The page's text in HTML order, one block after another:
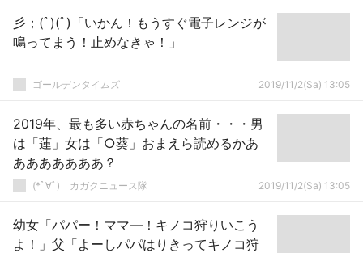
彡；(ﾟ)(ﾟ)「いかん！もうすぐ電子レンジが
鳴ってまう！止めなきゃ！」
ゴールデンタイムズ 2019/11/2(Sa) 13:05
2019年、最も多い赤ちゃんの名前・・・男
は「蓮」女は「○葵」おまえら読めるかあ
あああああああ？
(*ﾟ∀ﾟ)ゞカガクニュース隊 2019/11/2(Sa) 13:05
幼女「パパー！ママ―！キノコ狩りいこう
よ！」父「よーしパパはりきってキノコ狩